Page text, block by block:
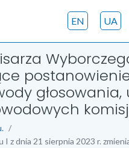
UA
EN
z dnia 21 sierpnia 2023 r.